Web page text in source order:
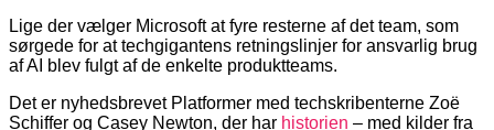
Lige der vælger Microsoft at fyre resterne af det team, som
sørgede for at techgigantens retningslinjer for ansvarlig brug
af AI blev fulgt af de enkelte produktteams.
Det er nyhedsbrevet Platformer med techskribenterne Zoë
Schiffer og Casey Newton, der har historien – med kilder fra